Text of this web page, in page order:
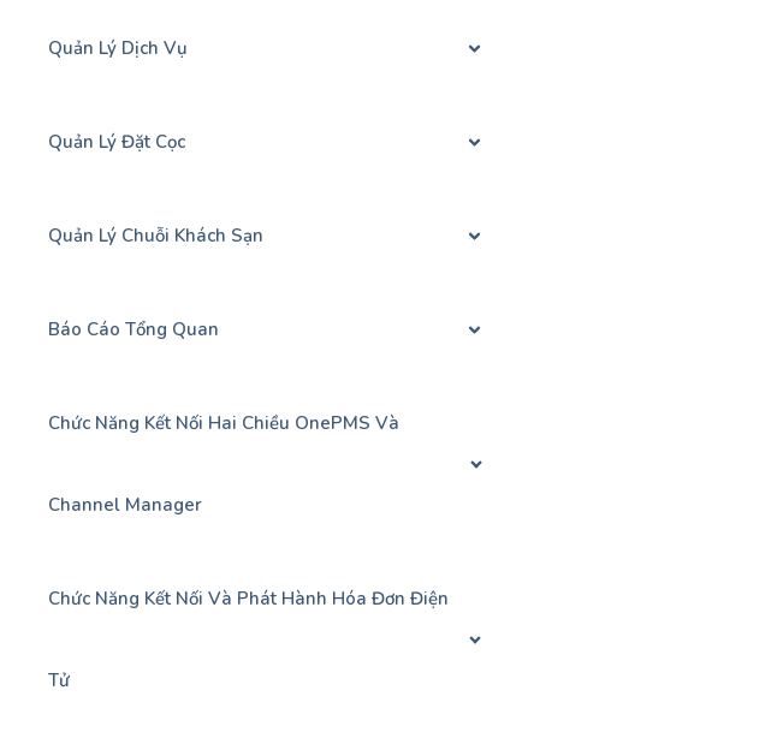
Quản Lý Dịch Vụ
Quản Lý Đặt Cọc
Quản Lý Chuỗi Khách Sạn
Báo Cáo Tổng Quan
Chức Năng Kết Nối Hai Chiều OnePMS Và
Channel Manager
Chức Năng Kết Nối Và Phát Hành Hóa Đơn Điện
Tử